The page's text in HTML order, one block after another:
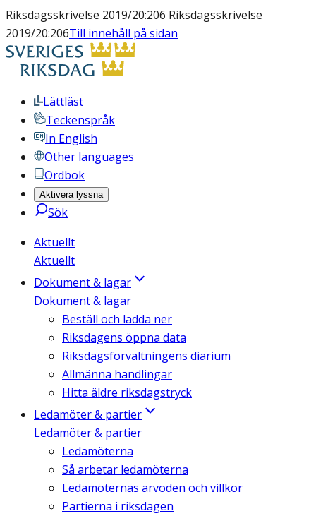
Riksdagsskrivelse 2019/20:206 Riksdagsskrivelse
2019/20:206Till innehåll på sidan
Lättläst
Teckenspråk
In English
Other languages
Ordbok
Aktivera lyssna
Sök
Aktuellt
Aktuellt
Dokument & lagar
Dokument & lagar
Beställ och ladda ner
Riksdagens öppna data
Riksdagsförvaltningens diarium
Allmänna handlingar
Hitta äldre riksdagstryck
Ledamöter & partier
Ledamöter & partier
Ledamöterna
Så arbetar ledamöterna
Ledamöternas arvoden och villkor
Partierna i riksdagen